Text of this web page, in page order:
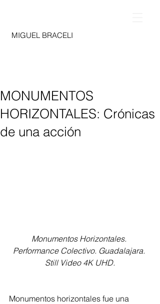
MIGUEL BRACELI
MONUMENTOS
HORIZONTALES: Crónicas
de una acción
Monumentos Horizontales.
Performance Colectivo. Guadalajara.
Still Video 4K UHD.
Monumentos horizontales fue una